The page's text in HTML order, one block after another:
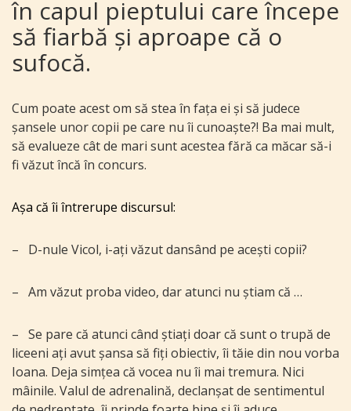
în capul pieptului care începe
să fiarbă și aproape că o
sufocă.
Cum poate acest om să stea în fața ei și să judece
șansele unor copii pe care nu îi cunoaște?! Ba mai mult,
să evalueze cât de mari sunt acestea fără ca măcar să-i
fi văzut încă în concurs.
Așa că îi întrerupe discursul:
– D-nule Vicol, i-ați văzut dansând pe acești copii?
– Am văzut proba video, dar atunci nu știam că …
– Se pare că atunci când știați doar că sunt o trupă de
liceeni ați avut șansa să fiți obiectiv, îi tăie din nou vorba
Ioana. Deja simțea că vocea nu îi mai tremura. Nici
mâinile. Valul de adrenalină, declanșat de sentimentul